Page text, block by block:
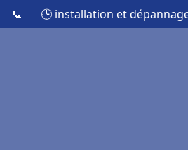
📞 🕒 installation et